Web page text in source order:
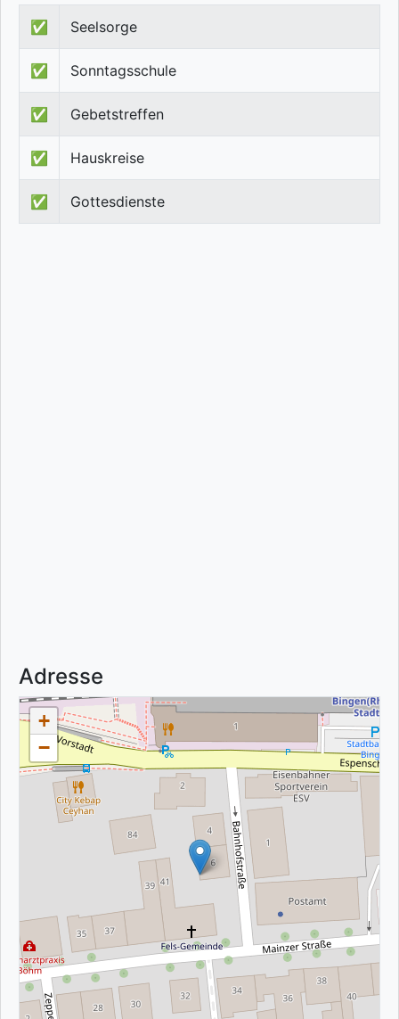
✅ Seelsorge
✅ Sonntagsschule
✅ Gebetstreffen
✅ Hauskreise
✅ Gottesdienste
Adresse
+
−